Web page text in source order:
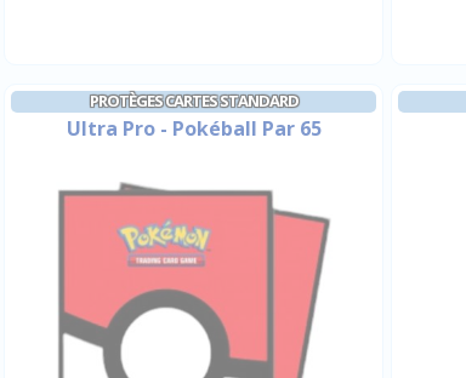
PROTÈGES CARTES STANDARD
Ultra Pro - Pokéball Par 65